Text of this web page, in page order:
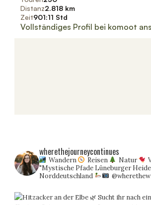
wherethejourneycontinues
Wandern Reisen Natur
"Mystische Pfade Lüneburger
Norddeutschland